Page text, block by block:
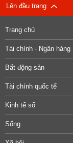
Lên đầu trang
Trang chủ
Tài chính - Ngân hàng
Bất động sản
Tài chính quốc tế
Kinh tế số
Sống